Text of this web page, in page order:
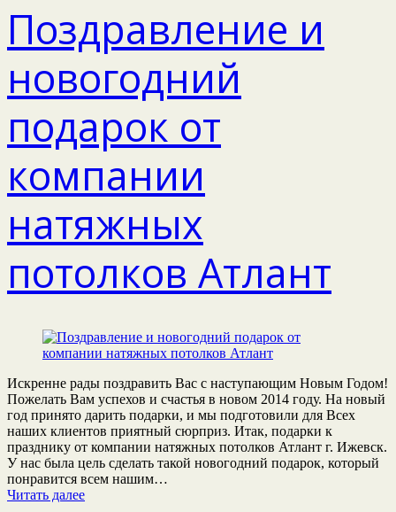
Поздравление и
новогодний
подарок от
компании
натяжных
потолков Атлант
Искренне рады поздравить Вас с наступающим Новым Годом!
Пожелать Вам успехов и счастья в новом 2014 году. На новый
год принято дарить подарки, и мы подготовили для Всех
наших клиентов приятный сюрприз. Итак, подарки к
празднику от компании натяжных потолков Атлант г. Ижевск.
У нас была цель сделать такой новогодний подарок, который
понравится всем нашим…
Читать далее